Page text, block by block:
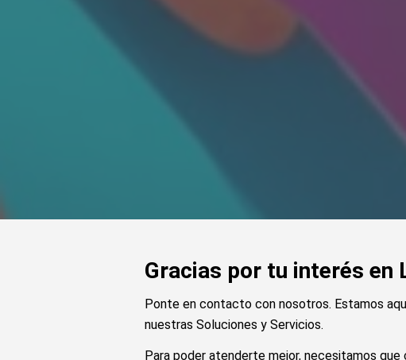
Gracias por tu interés en
Ponte en contacto con nosotros. Estamos
nuestras Soluciones y Servicios.
Para poder atenderte mejor, necesitamos